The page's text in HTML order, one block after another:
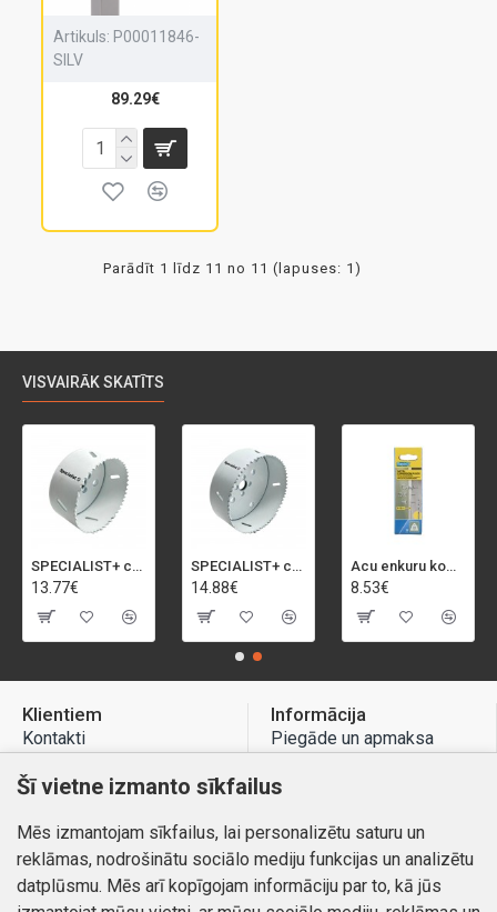
Artikuls: P00011846-
SILV
89.29€
Parādīt 1 līdz 11 no 11 (lapuses: 1)
VISVAIRĀK SKATĪTS
SPECIALIST+ caurumu zāģis BI-METAL, 92 mm
13.77€
SPECIALIST+ caurumu zāģis BI-METAL, 98 mm
14.88€
Acu enkuru komplekts, 3-13 mm, Rapid, 12 gab.
8.53€
Klientiem
Kontakti
Preču atgriešana
Mans profils
Pasūtījumi
Informācija
Piegāde un apmaksa
Atteikuma tiesības
Kontakti
Šī vietne izmanto sīkfailus
Mēs izmantojam sīkfailus, lai personalizētu saturu un
reklāmas, nodrošinātu sociālo mediju funkcijas un analizētu
datplūsmu. Mēs arī kopīgojam informāciju par to, kā jūs